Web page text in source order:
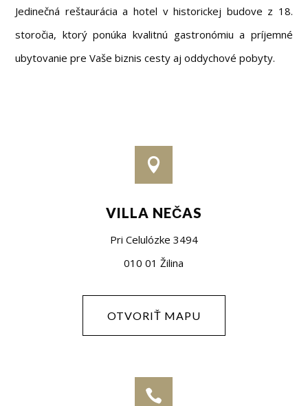
Jedinečná reštaurácia a hotel v historickej budove z 18.
storočia, ktorý ponúka kvalitnú gastronómiu a príjemné
ubytovanie pre Vaše biznis cesty aj oddychové pobyty.

VILLA NEČAS
Pri Celulózke 3494
010 01 Žilina
OTVORIŤ MAPU
